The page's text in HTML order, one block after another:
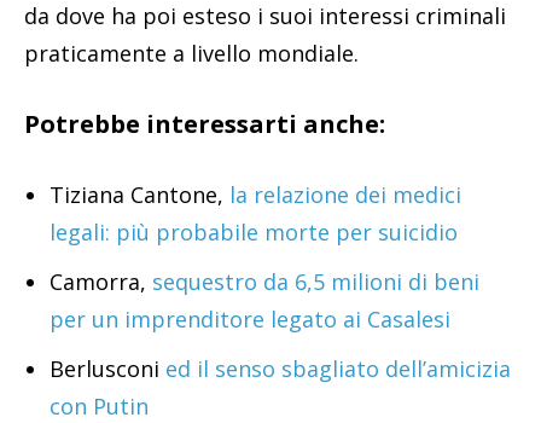
da dove ha poi esteso i suoi interessi criminali
praticamente a livello mondiale.
Potrebbe interessarti anche:
Tiziana Cantone, la relazione dei medici
legali: più probabile morte per suicidio
Camorra, sequestro da 6,5 milioni di beni
per un imprenditore legato ai Casalesi
Berlusconi ed il senso sbagliato dell’amicizia
con Putin